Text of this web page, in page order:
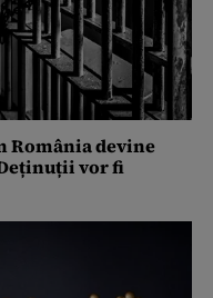
România devine
vor fi